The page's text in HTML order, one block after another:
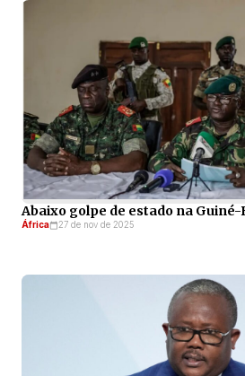
Abaixo golpe de estado na Guiné-
África 27 de nov de 2025